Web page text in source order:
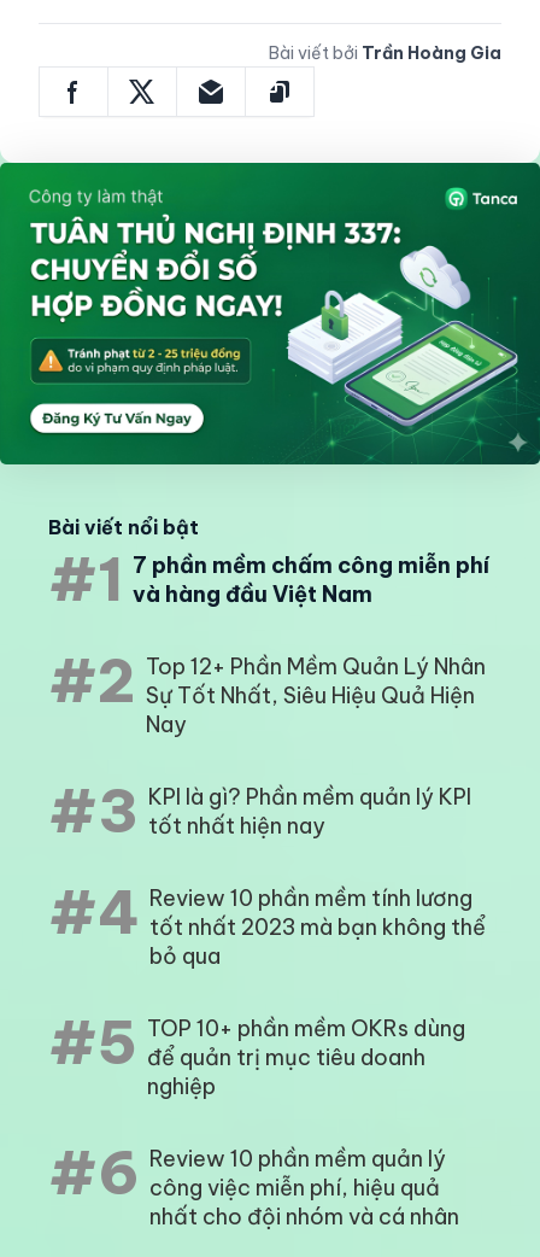
Bài viết bởi Trần Hoàng Gia
Bài viết nổi bật
#1 7 phần mềm chấm công miễn phí
và hàng đầu Việt Nam
#2 Top 12+ Phần Mềm Quản Lý Nhân
Sự Tốt Nhất, Siêu Hiệu Quả Hiện
Nay
#3 KPI là gì? Phần mềm quản lý KPI
tốt nhất hiện nay
#4 Review 10 phần mềm tính lương
tốt nhất 2023 mà bạn không thể
bỏ qua
#5 TOP 10+ phần mềm OKRs dùng
để quản trị mục tiêu doanh
nghiệp
#6 Review 10 phần mềm quản lý
công việc miễn phí, hiệu quả
nhất cho đội nhóm và cá nhân